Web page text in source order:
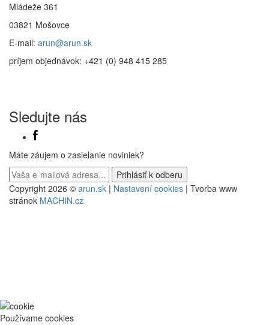
Mládeže 361
03821 Mošovce
E-mail: arun@arun.sk
príjem objednávok: +421 (0) 948 415 285
Sledujte nás
Máte záujem o zasielanie noviniek?
Copyright 2026 © arun.sk | Nastavení cookies | Tvorba www
stránok MACHIN.cz
Používame cookies